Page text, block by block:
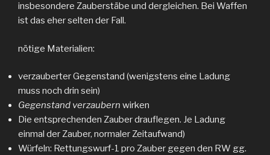
insbesondere Zauberstäbe und dergleichen. Bei Waffen
ist das eher selten der Fall.
nötige Materialien:
verzauberter Gegenstand (wenigstens eine Ladung
muss noch drin sein)
Gegenstand verzaubern wirken
Die entsprechenden Zauber drauflegen. Je Ladung
einmal der Zauber, normaler Zeitaufwand)
Würfeln: Rettungswurf-1 pro Zauber gegen den RW gg.